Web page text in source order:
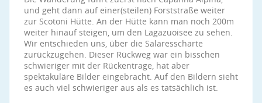
und geht dann auf einer(steilen) Forststraße weiter
zur Scotoni Hütte. An der Hütte kann man noch 200m
weiter hinauf steigen, um den Lagazuoisee zu sehen.
Wir entschieden uns, über die Salaresscharte
zurückzugehen. Dieser Rückweg war ein bisschen
schwieriger mit der Rückentrage, hat aber
spektakuläre Bilder eingebracht. Auf den Bildern sieht
es auch viel schwieriger aus als es tatsächlich ist.